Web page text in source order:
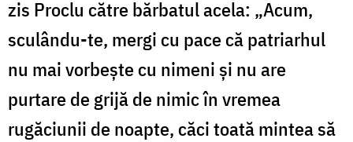
zis Proclu către bărbatul acela: „Acum,
sculându-te, mergi cu pace că patriarhul
nu mai vorbește cu nimeni și nu are
purtare de grijă de nimic în vremea
rugăciunii de noapte, căci toată mintea să